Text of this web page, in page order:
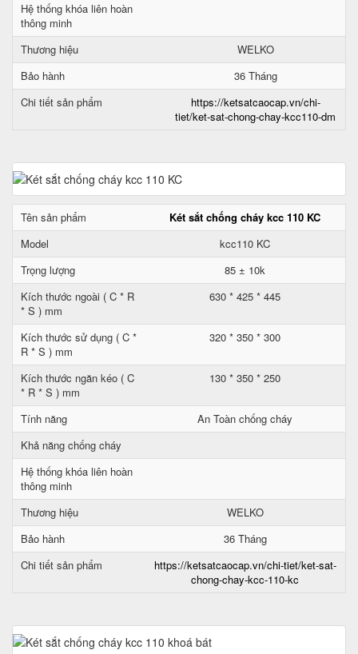
Hệ thống khóa liên hoàn
thông minh
Thương hiệu
WELKO
Bảo hành
36 Tháng
Chi tiết sản phẩm
https://ketsatcaocap.vn/chi-
tiet/ket-sat-chong-chay-kcc110-dm
Tên sản phẩm
Két sắt chống cháy kcc 110 KC
Model
kcc110 KC
Trọng lượng
85 ± 10k
Kích thước ngoài ( C * R
* S ) mm
630 * 425 * 445
Kích thước sử dụng ( C *
R * S ) mm
320 * 350 * 300
Kích thước ngăn kéo ( C
* R * S ) mm
130 * 350 * 250
Tính năng
An Toàn chống cháy
Khả năng chống cháy
Hệ thống khóa liên hoàn
thông minh
Thương hiệu
WELKO
Bảo hành
36 Tháng
Chi tiết sản phẩm
https://ketsatcaocap.vn/chi-tiet/ket-sat-
chong-chay-kcc-110-kc